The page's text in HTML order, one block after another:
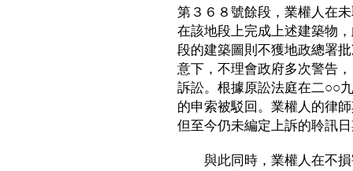
第３６８號餘段，業權人在
在該地段上完成上述建築物
段的建築圖則不獲地政總署
意下，不理會政府多次警告
訴訟。根據原訟法庭在二○○
的申索被駁回。業權人的律
但至今仍未編定上訴的聆訊
與此同時，業權人在不損